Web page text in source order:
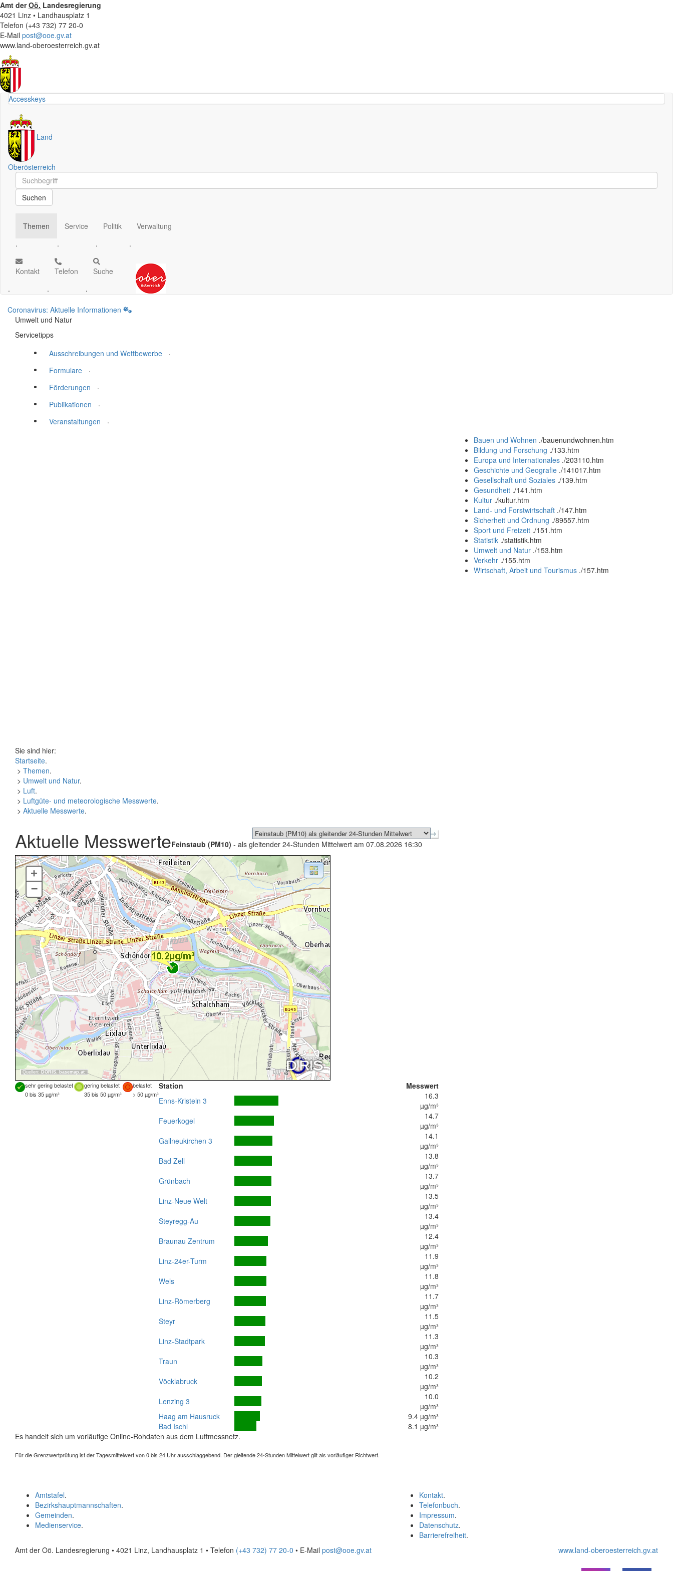
Amt derOö. Landesregierung
4021 Linz • Landhausplatz 1
Telefon (+43 732) 77 20-0
E-Mail post@ooe.gv.at
www.land-oberoesterreich.gv.at
Accesskeys
Land
Oberösterreich
Schnellsuche
Schnellsuche
Suchen
Themen
.
Service
.
Politik
.
Verwaltung
.
Kontakt
.
Telefon
.
Suche
.
Coronavirus: Aktuelle Informationen
Umwelt und Natur
Servicetipps
Ausschreibungen und Wettbewerbe
.
Formulare
.
Förderungen
.
Publikationen
.
Veranstaltungen
.
Bauen und Wohnen ./bauenundwohnen.htm
Bildung und Forschung ./133.htm
Europa und Internationales ./203110.htm
Geschichte und Geografie ./141017.htm
Gesellschaft und Soziales ./139.htm
Gesundheit ./141.htm
Kultur ./kultur.htm
Land- und Forstwirtschaft ./147.htm
Sicherheit und Ordnung ./89557.htm
Sport und Freizeit ./151.htm
Statistik ./statistik.htm
Umwelt und Natur ./153.htm
Verkehr ./155.htm
Wirtschaft, Arbeit und Tourismus ./157.htm
Sie sind hier:
Startseite.
> Themen.
> Umwelt und Natur.
> Luft.
> Luftgüte- und meteorologische Messwerte.
> Aktuelle Messwerte.
Aktuelle MesswerteFeinstaub (PM10) - als gleitender 24-Stunden Mittelwert am 07.08.2026 16:30
Quellen: DORIS, basemap.at
+
–
sehr gering belastet gering belastet
belastet
0 bis 35 µg/m³
35 bis 50 µg/m³ > 50 µg/m³
Station
Messwert
Enns-Kristein 3
16.3
µg/m³
Feuerkogel
14.7
µg/m³
Gallneukirchen 3
14.1
µg/m³
Bad Zell
13.8
µg/m³
Grünbach
13.7
µg/m³
Linz-Neue Welt
13.5
µg/m³
Steyregg-Au
13.4
µg/m³
Braunau Zentrum
12.4
µg/m³
Linz-24er-Turm
11.9
µg/m³
Wels
11.8
µg/m³
Linz-Römerberg
11.7
µg/m³
Steyr
11.5
µg/m³
Linz-Stadtpark
11.3
µg/m³
Traun
10.3
µg/m³
Vöcklabruck
10.2
µg/m³
Lenzing 3
10.0
µg/m³
Haag am Hausruck
9.4 µg/m³
Bad Ischl
8.1 µg/m³
Es handelt sich um vorläufige Online-Rohdaten aus dem Luftmessnetz.
Für die Grenzwertprüfung ist der Tagesmittelwert von 0 bis 24 Uhr ausschlaggebend. Der gleitende 24-Stunden Mittelwert gilt als vorläufiger Richtwert.
Kontakt.
Telefonbuch.
Impressum.
Datenschutz.
Barrierefreiheit.
Amtstafel.
Bezirkshauptmannschaften.
Gemeinden.
Medienservice.
Amt der Oö. Landesregierung • 4021 Linz, Landhausplatz 1 • Telefon (+43 732) 77 20-0 • E-Mail post@ooe.gv.at www.land-oberoesterreich.gv.at